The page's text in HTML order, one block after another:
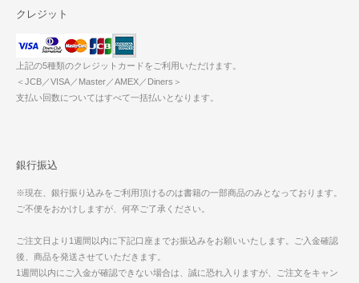
クレジット
上記の5種類のクレジットカードをご利用いただけます。
＜JCB／VISA／Master／AMEX／Diners＞
支払い回数についてはすべて一括払いとなります。
銀行振込
※現在、銀行振り込みをご利用頂けるのは書籍の一部商品のみとなっております。
ご不便をおかけしますが、何卒ご了承ください。
ご注文日より1週間以内に下記口座までお振込みをお願いいたします。ご入金確認
後、商品を発送させていただきます。
1週間以内にご入金が確認できない場合は、誠に恐れ入りますが、ご注文をキャン